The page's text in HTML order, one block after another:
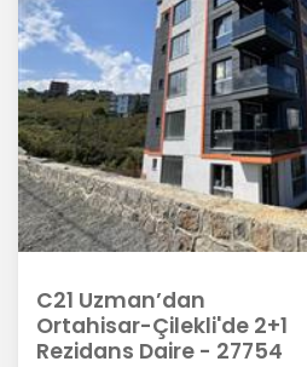
C21 Uzman’dan
Ortahisar-Çilekli'de 2+1
Rezidans Daire - 27754